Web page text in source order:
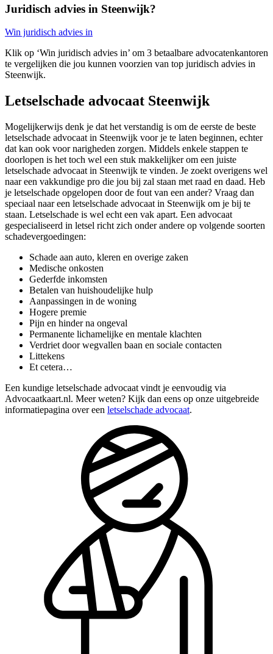
Juridisch advies in Steenwijk?
Win juridisch advies in
Klik op ‘Win juridisch advies in’ om 3 betaalbare advocatenkantoren
te vergelijken die jou kunnen voorzien van top juridisch advies in
Steenwijk.
Letselschade advocaat Steenwijk
Mogelijkerwijs denk je dat het verstandig is om de eerste de beste
letselschade advocaat in Steenwijk voor je te laten beginnen, echter
dat kan ook voor narigheden zorgen. Middels enkele stappen te
doorlopen is het toch wel een stuk makkelijker om een juiste
letselschade advocaat in Steenwijk te vinden. Je zoekt overigens wel
naar een vakkundige pro die jou bij zal staan met raad en daad. Heb
je letselschade opgelopen door de fout van een ander? Vraag dan
speciaal naar een letselschade advocaat in Steenwijk om je bij te
staan. Letselschade is wel echt een vak apart. Een advocaat
gespecialiseerd in letsel richt zich onder andere op volgende soorten
schadevergoedingen:
Schade aan auto, kleren en overige zaken
Medische onkosten
Gederfde inkomsten
Betalen van huishoudelijke hulp
Aanpassingen in de woning
Hogere premie
Pijn en hinder na ongeval
Permanente lichamelijke en mentale klachten
Verdriet door wegvallen baan en sociale contacten
Littekens
Et cetera…
Een kundige letselschade advocaat vindt je eenvoudig via
Advocaatkaart.nl. Meer weten? Kijk dan eens op onze uitgebreide
informatiepagina over een letselschade advocaat.